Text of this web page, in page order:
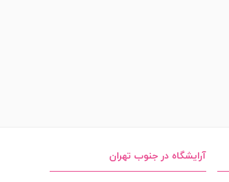
آرایشگاه در جنوب تهران